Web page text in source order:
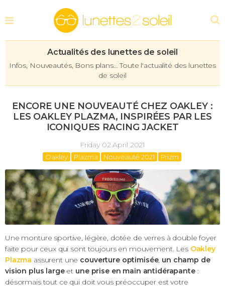
Actualités des lunettes de soleil
Infos, Nouveautés, Bons plans... Toute l'actualité des lunettes
de soleil
ENCORE UNE NOUVEAUTÉ CHEZ OAKLEY :
LES OAKLEY PLAZMA, INSPIRÉES PAR LES
ICONIQUES RACING JACKET
Friday 02 April 2021
Oakley Plazma Nouveauté 2021 Prizm
Une monture sportive, légère, dotée de verres à double foyer
faite pour ceux qui sont toujours en mouvement. Les Oakley
Plazma assurent une couverture optimisée, un champ de
vision plus largeet une prise en main antidérapante:
désormais tout ce qui doit vous préoccuper est votre